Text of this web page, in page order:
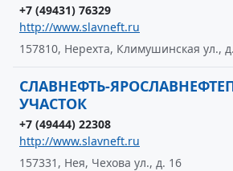
+7 (49431) 76329
http://www.slavneft.ru
157810, Нерехта, Климушинская ул.,
СЛАВНЕФТЬ-
УЧАСТОК
+7 (49444) 22308
http://www.slavneft.ru
157331, Нея, Чехова ул., д. 16